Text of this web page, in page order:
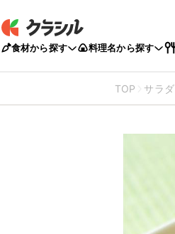
食材から探す 料理名から探す
TOP サラダ